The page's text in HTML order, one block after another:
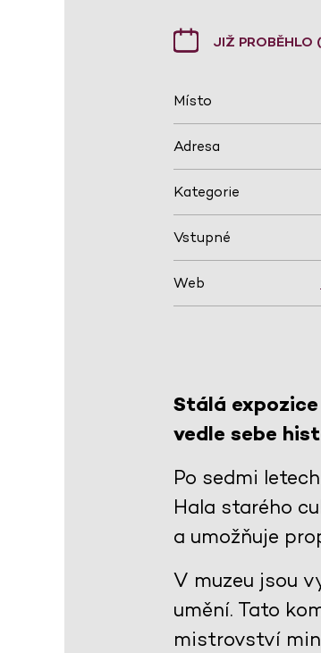
JIŽ PROBĚHLO
Místo
Adresa
Kategorie
Vstupné
Web
Stálá
vedle sebe
Po sedmi
Hala starého
a umožňuje
V muzeu jsou
umění. Tato
mistrovství